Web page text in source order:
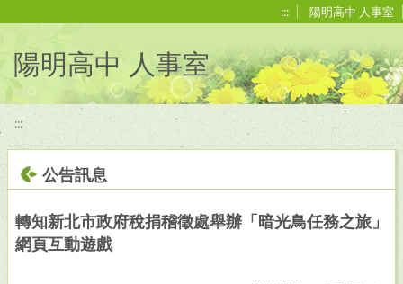
::: 陽明高中 人事室
陽明高中 人事室
:::
公告訊息
轉知新北市政府稅捐稽徵處舉辦「暗光鳥任務之旅」
網頁互動遊戲